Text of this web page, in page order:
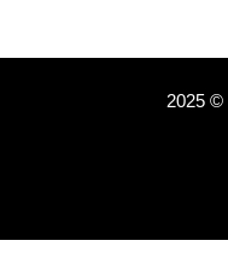
© 2025